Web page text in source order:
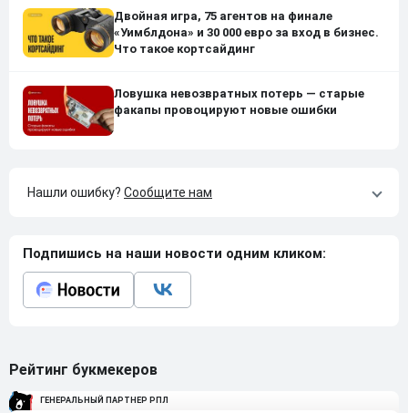
Двойная игра, 75 агентов на финале
«Уимблдона» и 30 000 евро за вход в бизнес.
Что такое кортсайдинг
Ловушка невозвратных потерь — старые
факапы провоцируют новые ошибки
Нашли ошибку? Сообщите нам
Подпишись на наши новости одним кликом:
Рейтинг букмекеров
ГЕНЕРАЛЬНЫЙ ПАРТНЕР РПЛ